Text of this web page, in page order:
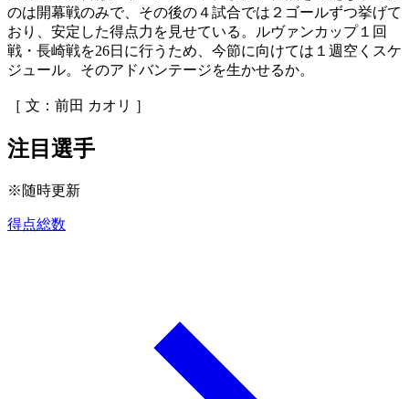
のは開幕戦のみで、その後の４試合では２ゴールずつ挙げて
おり、安定した得点力を見せている。ルヴァンカップ１回
戦・長崎戦を26日に行うため、今節に向けては１週空くスケ
ジュール。そのアドバンテージを生かせるか。
［ 文：前田 カオリ ］
注目選手
※随時更新
得点総数